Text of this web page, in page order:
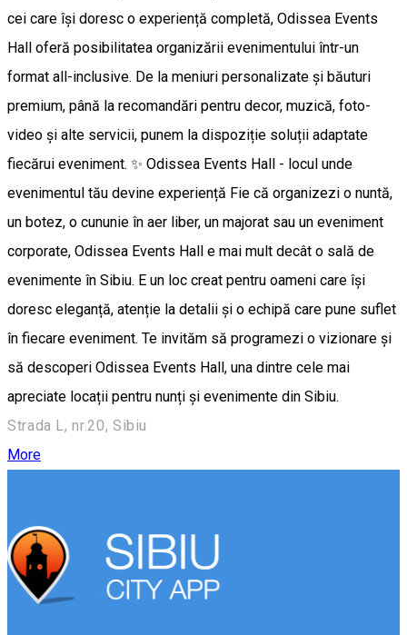
cei care își doresc o experiență completă, Odissea Events
Hall oferă posibilitatea organizării evenimentului într-un
format all-inclusive. De la meniuri personalizate și băuturi
premium, până la recomandări pentru decor, muzică, foto-
video și alte servicii, punem la dispoziție soluții adaptate
fiecărui eveniment. ✨️ Odissea Events Hall - locul unde
evenimentul tău devine experiență Fie că organizezi o nuntă,
un botez, o cununie în aer liber, un majorat sau un eveniment
corporate, Odissea Events Hall e mai mult decât o sală de
evenimente în Sibiu. E un loc creat pentru oameni care își
doresc eleganță, atenție la detalii și o echipă care pune suflet
în fiecare eveniment. Te invităm să programezi o vizionare și
să descoperi Odissea Events Hall, una dintre cele mai
apreciate locații pentru nunți și evenimente din Sibiu.
Strada L, nr.20, Sibiu
More